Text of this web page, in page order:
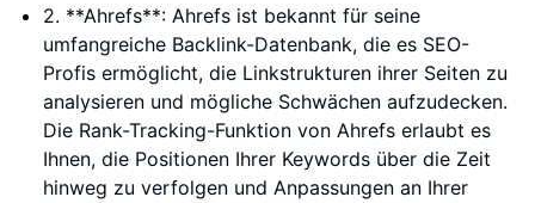
2. **Ahrefs**: Ahrefs ist bekannt für seine
umfangreiche Backlink-Datenbank, die es SEO-
Profis ermöglicht, die Linkstrukturen ihrer Seiten zu
analysieren und mögliche Schwächen aufzudecken.
Die Rank-Tracking-Funktion von Ahrefs erlaubt es
Ihnen, die Positionen Ihrer Keywords über die Zeit
hinweg zu verfolgen und Anpassungen an Ihrer